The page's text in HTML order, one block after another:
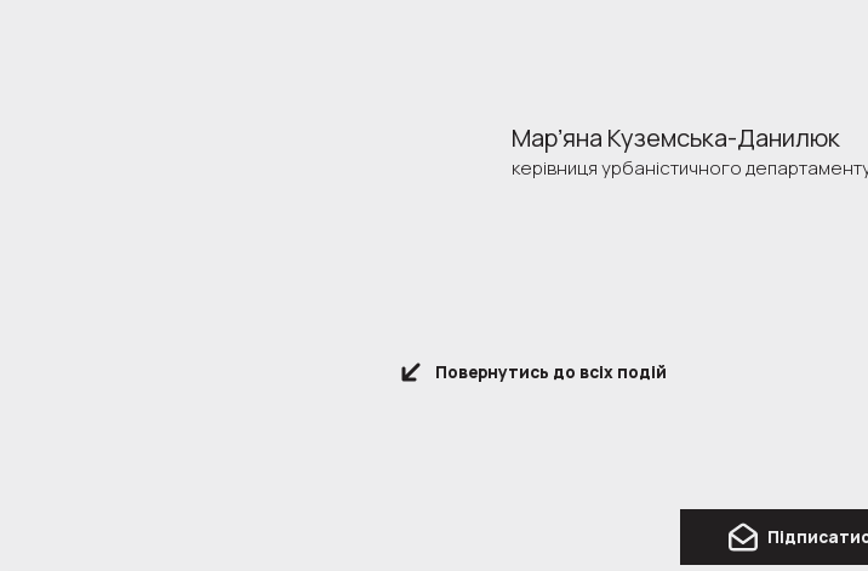
Марʼяна Куземська-Данилюк
керівниця урбаністичного
Повернутись до всіх подій